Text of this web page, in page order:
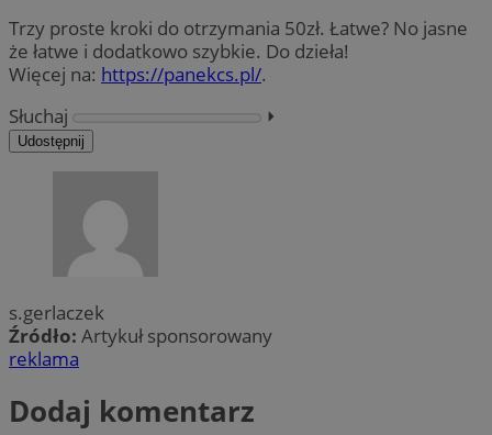
Trzy proste kroki do otrzymania 50zł. Łatwe? No jasne
że łatwe i dodatkowo szybkie. Do dzieła!
Więcej na: https://panekcs.pl/.
Słuchaj
⏵︎
Udostępnij
s.gerlaczek
Źródło: Artykuł sponsorowany
reklama
Dodaj komentarz